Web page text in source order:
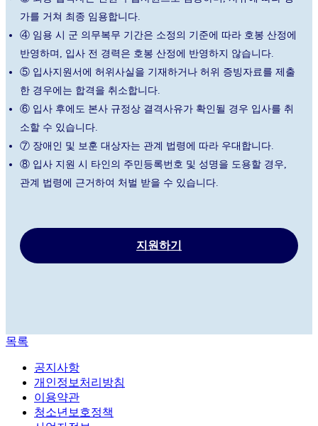
가를 거쳐 최종 임용합니다.
④ 임용 시 군 의무복무 기간은 소정의 기준에 따라 호봉 산정에
반영하며, 입사 전 경력은 호봉 산정에 반영하지 않습니다.
⑤ 입사지원서에 허위사실을 기재하거나 허위 증빙자료를 제출
한 경우에는 합격을 취소합니다.
⑥ 입사 후에도 본사 규정상 결격사유가 확인될 경우 입사를 취
소할 수 있습니다.
⑦ 장애인 및 보훈 대상자는 관계 법령에 따라 우대합니다.
⑧ 입사 지원 시 타인의 주민등록번호 및 성명을 도용할 경우,
관계 법령에 근거하여 처벌 받을 수 있습니다.
지원하기
목록
공지사항
개인정보처리방침
이용약관
청소년보호정책